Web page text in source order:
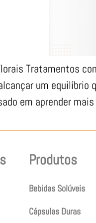
Tratamentos
um
em aprender
Produtos
Bebidas Solúveis
Cápsulas Duras